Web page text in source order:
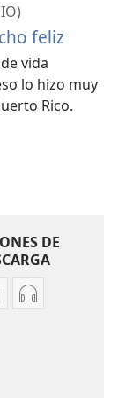
feliz
vida
lo hizo muy
Rico.
DE
Opciones